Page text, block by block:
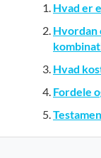
Hvad er
Hvordan
Hvad
Fordele